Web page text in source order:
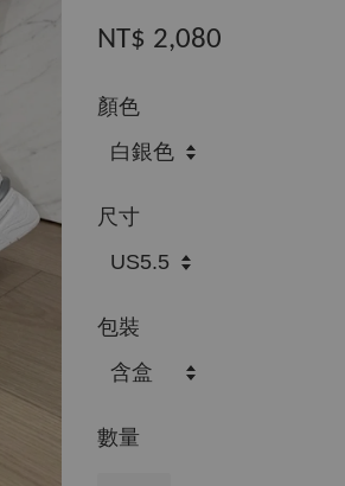
NT$ 2,080
顏色
尺寸
包裝
數量